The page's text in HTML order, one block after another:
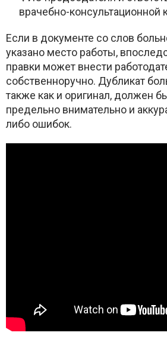
врачебно-консультационной
Если в документе со слов
указано место работы,
правки может внести
собственноручно. Дубликат
также как и оригинал, должен
предельно внимательно и
либо ошибок.